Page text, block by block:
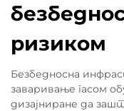
ризиком
Безбедносна
заваривање гасом
дизајниране да